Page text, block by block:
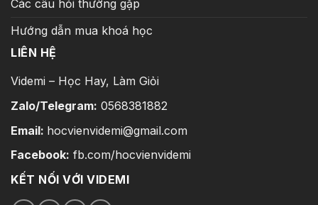
Các câu hỏi thường gặp
Hướng dẫn mua khoá học
LIÊN HỆ
Videmi – Học Hay, Làm Giỏi
Zalo/Telegram: 0568381882
Email: hocvienvidemi@gmail.com
Facebook: fb.com/hocvienvidemi
KẾT NỐI VỚI VIDEMI